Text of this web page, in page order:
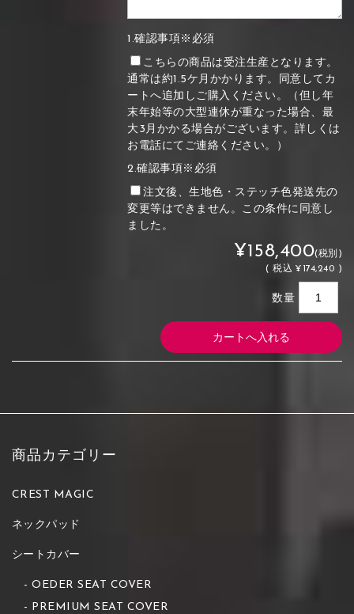
1.確認事項※必須
こちらの商品は受注生産となります。
通常は約1.5ケ月かかります。同意してカ
ートへ追加しご購入ください。（但し年
末年始等の大型連休が重なった場合、最
大3月かかる場合がございます。詳しくは
お電話にてご連絡ください。）
2.確認事項※必須
注文後、生地色・ステッチ色発送先の
変更等はできません。この条件に同意し
ました。
¥158,400(税別)
(税込 ¥174,240 )
数量
商品カテゴリー
CREST MAGIC
ネックパッド
シートカバー
OEDER SEAT COVER
PREMIUM SEAT COVER